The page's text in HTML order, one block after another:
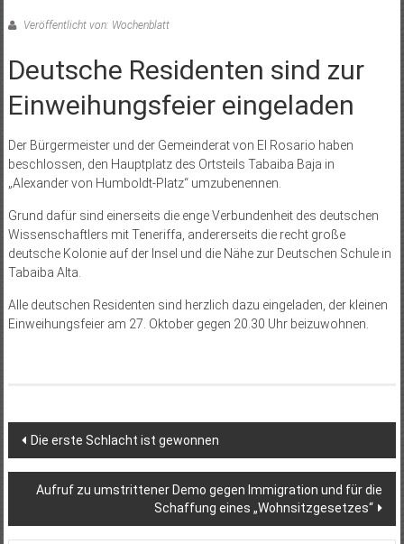
Veröffentlicht von: Wochenblatt
Deutsche Residenten sind zur
Einweihungsfeier eingeladen
Der Bürgermeister und der Gemeinderat von El Rosario haben
beschlossen, den Hauptplatz des Ortsteils Tabaiba Baja in
„Alexander von Humboldt-Platz“ umzubenennen.
Grund dafür sind einerseits die enge Verbundenheit des deutschen
Wissenschaftlers mit Teneriffa, andererseits die recht große
deutsche Kolonie auf der Insel und die Nähe zur Deutschen Schule in
Tabaiba Alta.
Alle deutschen Residenten sind herzlich dazu eingeladen, der kleinen
Einweihungsfeier am 27. Oktober gegen 20.30 Uhr beizuwohnen.
Beitragsnavigation
Die erste Schlacht ist gewonnen
Aufruf zu umstrittener Demo gegen Immigration und für die
Schaffung eines „Wohnsitzgesetzes“